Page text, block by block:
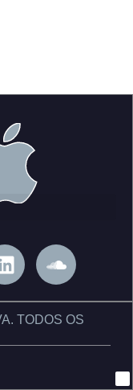
L
i
k
d
S
o
n
c
TODOS OS